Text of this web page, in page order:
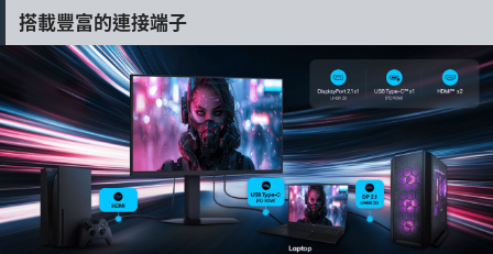
搭載豐富的連接端子